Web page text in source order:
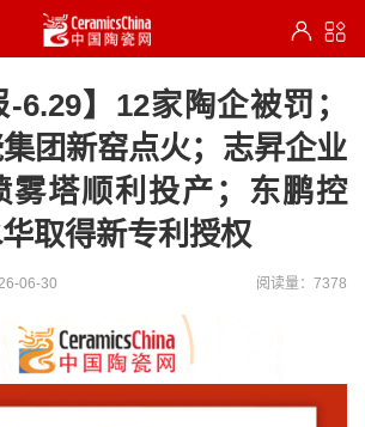
-6.29】12家陶企被罚；
团新窑点火；志昇企业
雾塔顺利投产；东鹏控
取得新专利授权
06-30 阅读量：7378